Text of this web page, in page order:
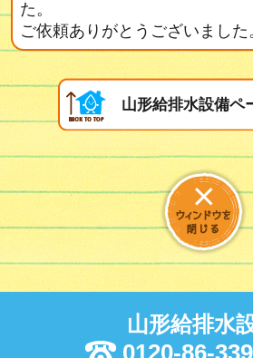
た。
ご依頼ありがとうございました
山形給排水設備ペ
山形給排水
0120-86-